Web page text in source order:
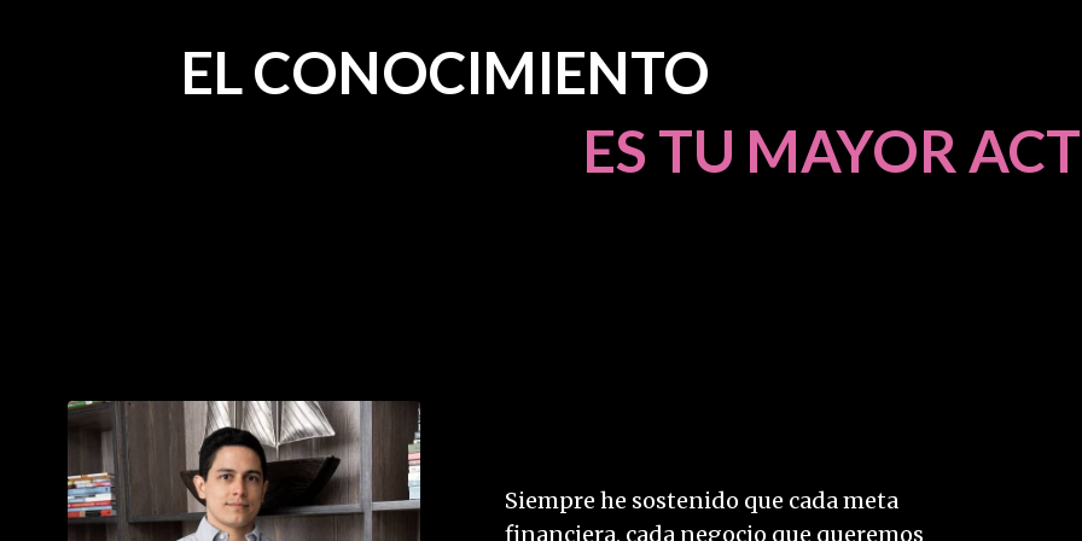
EL CONOCIMIENTO
ES TU MAYOR
Siempre he sostenido que cada meta
financiera, cada negocio que queremos